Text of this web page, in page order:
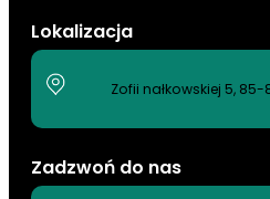
Lokalizacja
Zofii nałkowskiej 5,
Zadzwoń do nas